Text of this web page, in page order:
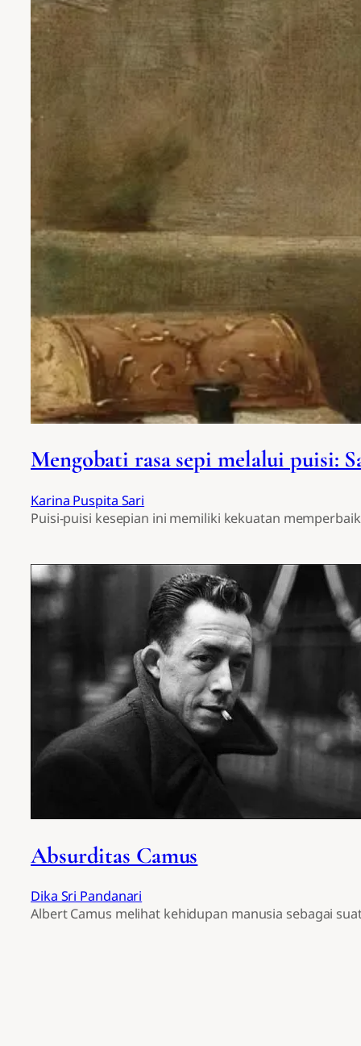
Mengobati rasa sepi melalui puisi:
Karina Puspita Sari
Puisi-puisi kesepian ini memiliki kekuatan
Absurditas Camus
Dika Sri Pandanari
Albert Camus melihat kehidupan manusia sebagai